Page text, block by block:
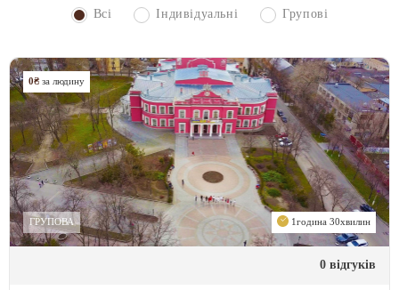
Всі Індивідуальні Групові
0₴ за людину
ГРУПОВА 1година 30хвилин
0 відгуків